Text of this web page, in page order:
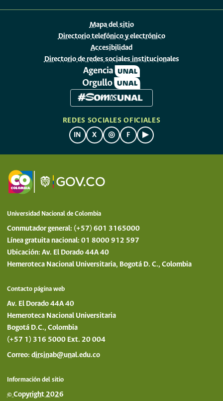
Mapa del sitio
Directorio telefónico y electrónico
Accesibilidad
Directorio de redes sociales institucionales
REDES SOCIALES OFICIALES
IN
X ◎ F ▶
Universidad Nacional de Colombia
Conmutador general: (+57) 601 3165000
Línea gratuita nacional: 01 8000 912 597
Ubicación: Av. El Dorado 44A 40
Hemeroteca Nacional Universitaria, Bogotá D. C., Colombia
Contacto página web
Av. El Dorado 44A 40
Hemeroteca Nacional Universitaria
Bogotá D.C., Colombia
(+57 1) 316 5000 Ext. 20 004
Correo: dirsinab@unal.edu.co
Información del sitio
© Copyright 2026